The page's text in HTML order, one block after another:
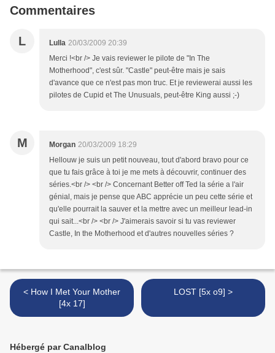
Commentaires
L Lulla 20/03/2009 20:39
Merci !<br /> Je vais reviewer le pilote de "In The
Motherhood", c'est sûr. "Castle" peut-être mais je sais
d'avance que ce n'est pas mon truc. Et je reviewerai aussi les
pilotes de Cupid et The Unusuals, peut-être King aussi ;-)
M Morgan 20/03/2009 18:29
Hellouw je suis un petit nouveau, tout d'abord bravo pour ce
que tu fais grâce à toi je me mets à découvrir, continuer des
séries.<br /> <br /> Concernant Better off Ted la série a l'air
génial, mais je pense que ABC apprécie un peu cette série et
qu'elle pourrait la sauver et la mettre avec un meilleur lead-in
qui sait...<br /> <br /> J'aimerais savoir si tu vas reviewer
Castle, In the Motherhood et d'autres nouvelles séries ?
< How I Met Your Mother
[4x 17]
LOST [5x o9] >
Hébergé par Canalblog